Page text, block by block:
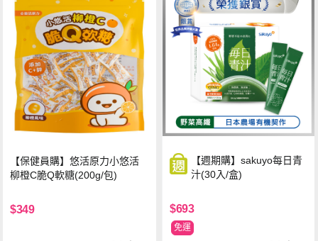
【保健員購】悠活原力小悠活
柳橙C脆Q軟糖(200g/包)
$349
【週期購】sakuyo每日青
汁(30入/盒)
$693
免運